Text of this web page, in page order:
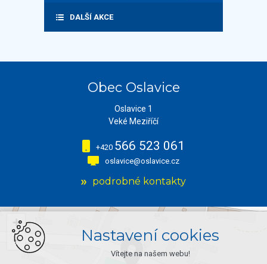
DALŠÍ AKCE
Obec Oslavice
Oslavice 1
Veké Meziříčí
+420 566 523 061
oslavice@oslavice.cz
podrobné kontakty
+
−
Nastavení cookies
Vítejte na našem webu!